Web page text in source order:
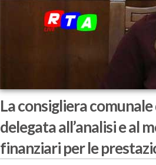
La consigliera
delegata all’analisi e al
finanziari per le